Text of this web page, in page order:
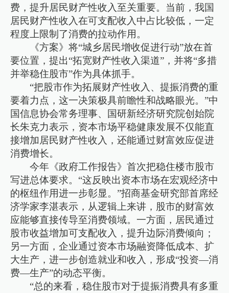
费，提升居民财产性收入至关重要。当前，我国
居民财产性收入在可支配收入中占比较低，一定
程度上限制了消费的拉动作用。
《方案》将“城乡居民增收促进行动”放在首
要位置，提出“拓宽财产性收入渠道”，并将“多措
并举稳住股市”作为具体抓手。
“把股市作为拓展财产性收入、提振消费的重
要着力点，这一决策极具前瞻性和战略眼光。”中
国信息协会常务理事、国研新经济研究院创始院
长朱克力表示，资本市场平稳健康发展不仅能直
接增加居民财产性收入，还能通过财富效应促进
消费增长。
今年《政府工作报告》首次把稳住楼市股市
写进总体要求。“这反映出资本市场在宏观经济中
的枢纽作用进一步彰显。”招商基金研究部首席经
济学家李湛表示，从逻辑上来讲，股市的财富效
应能够直接传导至消费领域。一方面，居民通过
股市收益增加可支配收入，提升边际消费倾向；
另一方面，企业通过资本市场融资降低成本、扩
大生产，进一步创造就业和收入，形成“投资—消
费—生产”的动态平衡。
“总的来看，稳住股市对于提振消费具有多重